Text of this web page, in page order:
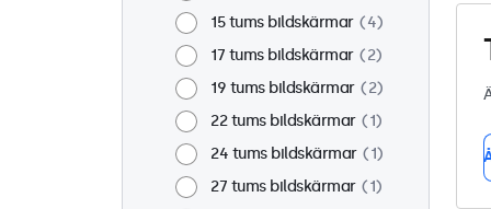
15 tums bildskärmar
4
17 tums bildskärmar
2
19 tums bildskärmar
2
22 tums bildskärmar
1
24 tums bildskärmar
1
27 tums bildskärmar
1